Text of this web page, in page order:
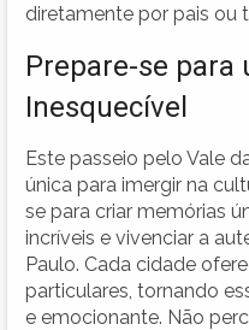
diretamente por pais ou
Prepare-se para
Inesquecível
Este passeio pelo Vale
única para imergir na
se para criar memórias
incríveis e vivenciar a
Paulo. Cada cidade
particulares, tornando
e emocionante. Não